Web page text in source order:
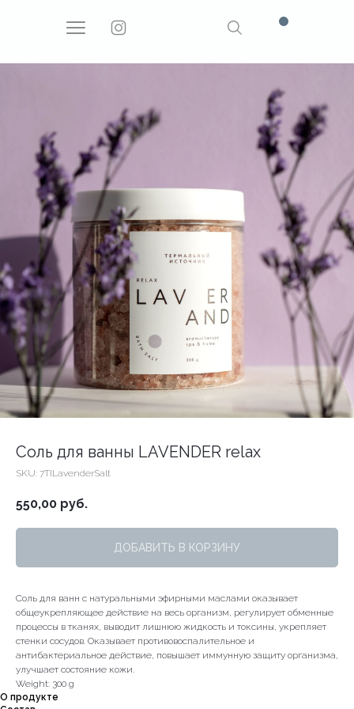
Поиск
Соль для ванны LAVENDER relax
SKU: 7TILavenderSalt
550,00 руб.
ДОБАВИТЬ В КОРЗИНУ
Соль для ванн с натуральными эфирными маслами оказывает
общеукрепляющее действие на весь организм, регулирует обменные
процессы в тканях, выводит лишнюю жидкость и токсины, укрепляет
стенки сосудов. Оказывает противовоспалительное и
антибактериальное действие, повышает иммунную защиту организма,
улучшает состояние кожи.
Weight: 300 g
О продукте